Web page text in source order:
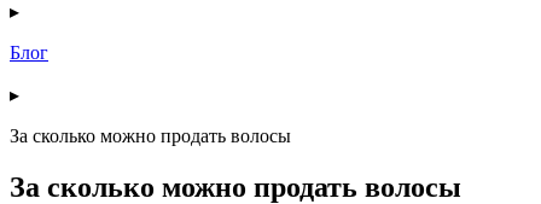
▸
Блог
▸
За сколько можно продать волосы
За сколько можно продать волосы